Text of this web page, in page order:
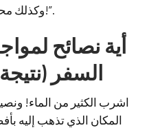
وكذلك محفظتك، ومفاتيحك، وجواز سفرك!”.
السفر
المكان الذي تذهب إليه